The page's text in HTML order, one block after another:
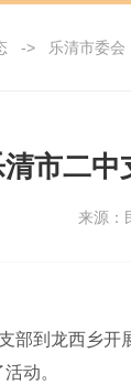
-> 乐清市委会
市二
来源：
到龙西乡开展
动。